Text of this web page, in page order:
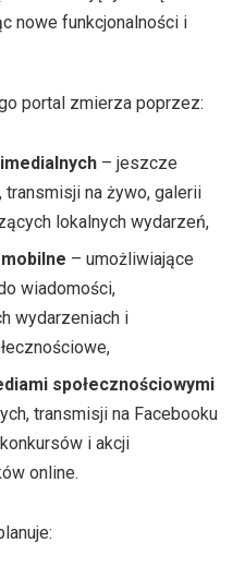
nowe funkcjonalności i
portal zmierza poprzez:
– jeszcze
transmisji na żywo, galerii
lokalnych wydarzeń,
– umożliwiające
wiadomości,
wydarzeniach i
społecznościowymi
transmisji na Facebooku
i akcji
online.